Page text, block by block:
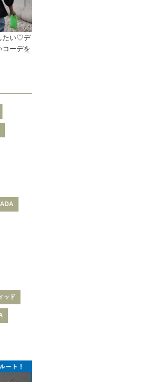
たい♡デ
コーデを
ッド